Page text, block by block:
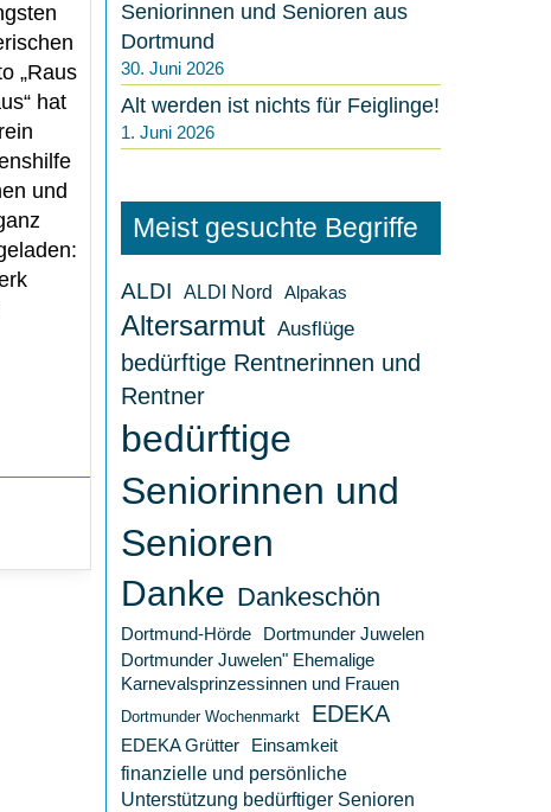
„Raus
hat
und
Seniorinnen und Senioren aus
Dortmund
30. Juni 2026
Alt werden ist nichts für Feiglinge!
1. Juni 2026
Meist gesuchte Begriffe
ALDI ALDI Nord Alpakas
Altersarmut Ausflüge
bedürftige Rentnerinnen und
Rentner
bedürftige
Seniorinnen und
Senioren
Danke Dankeschön
Dortmund-Hörde
Dortmunder Juwelen
Dortmunder Juwelen" Ehemalige
Karnevalsprinzessinnen und Frauen
Dortmunder Wochenmarkt EDEKA
EDEKA Grütter Einsamkeit
finanzielle und persönliche
Unterstützung bedürftiger Senioren